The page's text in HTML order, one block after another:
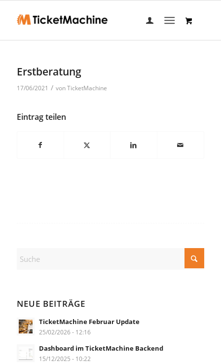
Erstberatung
17/06/2021 / vonTicketMachine
Eintrag teilen
NEUE BEITRÄGE
TicketMachine Februar Update
25/02/2026 - 12:16
Dashboard im TicketMachine Backend
15/12/2025 - 10:22